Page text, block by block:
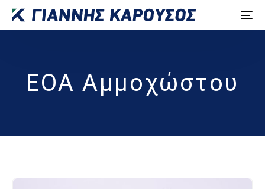
ΕΟΑ Αμμοχώστου